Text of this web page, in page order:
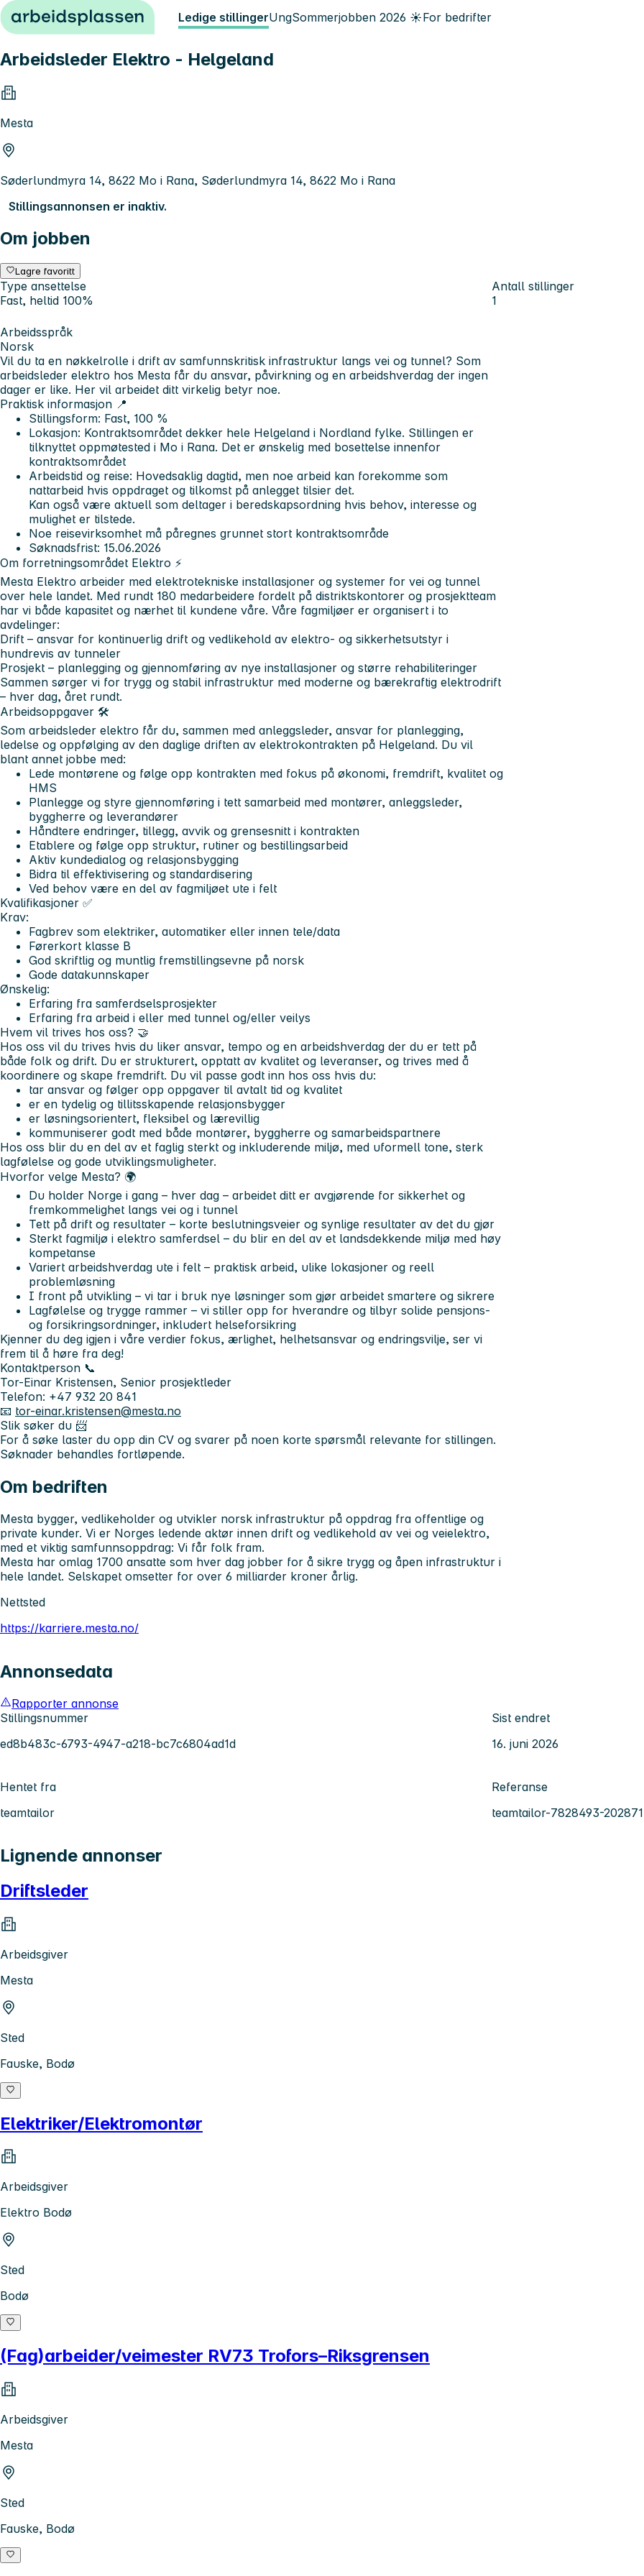
Hopp til innhold Ledige stillingerUngSommerjobben 2026 ☀️For bedrifter
Arbeidsleder Elektro - Helgeland
Mesta
Søderlundmyra 14, 8622 Mo i Rana, Søderlundmyra 14, 8622 Mo i Rana
Stillingsannonsen er inaktiv.
Om jobben
Lagre favoritt
Type ansettelse
Fast, heltid 100%
Antall stillinger
1
Arbeidsspråk
Norsk
Vil du ta en nøkkelrolle i drift av samfunnskritisk infrastruktur langs vei og tunnel? Som
arbeidsleder elektro hos Mesta får du ansvar, påvirkning og en arbeidshverdag der ingen
dager er like. Her vil arbeidet ditt virkelig betyr noe.
Praktisk informasjon 📍
Stillingsform: Fast, 100 %
Lokasjon: Kontraktsområdet dekker hele Helgeland i Nordland fylke. Stillingen er
tilknyttet oppmøtested i Mo i Rana. Det er ønskelig med bosettelse innenfor
kontraktsområdet
Arbeidstid og reise: Hovedsaklig dagtid, men noe arbeid kan forekomme som
nattarbeid hvis oppdraget og tilkomst på anlegget tilsier det.
Kan også være aktuell som deltager i beredskapsordning hvis behov, interesse og
mulighet er tilstede.
Noe reisevirksomhet må påregnes grunnet stort kontraktsområde
Søknadsfrist: 15.06.2026
Om forretningsområdet Elektro ⚡
Mesta Elektro arbeider med elektrotekniske installasjoner og systemer for vei og tunnel
over hele landet. Med rundt 180 medarbeidere fordelt på distriktskontorer og prosjektteam
har vi både kapasitet og nærhet til kundene våre. Våre fagmiljøer er organisert i to
avdelinger:
Drift – ansvar for kontinuerlig drift og vedlikehold av elektro- og sikkerhetsutstyr i
hundrevis av tunneler
Prosjekt – planlegging og gjennomføring av nye installasjoner og større rehabiliteringer
Sammen sørger vi for trygg og stabil infrastruktur med moderne og bærekraftig elektrodrift
– hver dag, året rundt.
Arbeidsoppgaver 🛠️
Som arbeidsleder elektro får du, sammen med anleggsleder, ansvar for planlegging,
ledelse og oppfølging av den daglige driften av elektrokontrakten på Helgeland. Du vil
blant annet jobbe med:
Lede montørene og følge opp kontrakten med fokus på økonomi, fremdrift, kvalitet og
HMS
Planlegge og styre gjennomføring i tett samarbeid med montører, anleggsleder,
byggherre og leverandører
Håndtere endringer, tillegg, avvik og grensesnitt i kontrakten
Etablere og følge opp struktur, rutiner og bestillingsarbeid
Aktiv kundedialog og relasjonsbygging
Bidra til effektivisering og standardisering
Ved behov være en del av fagmiljøet ute i felt
Kvalifikasjoner ✅
Krav:
Fagbrev som elektriker, automatiker eller innen tele/data
Førerkort klasse B
God skriftlig og muntlig fremstillingsevne på norsk
Gode datakunnskaper
Ønskelig:
Erfaring fra samferdselsprosjekter
Erfaring fra arbeid i eller med tunnel og/eller veilys
Hvem vil trives hos oss? 🤝
Hos oss vil du trives hvis du liker ansvar, tempo og en arbeidshverdag der du er tett på
både folk og drift. Du er strukturert, opptatt av kvalitet og leveranser, og trives med å
koordinere og skape fremdrift. Du vil passe godt inn hos oss hvis du:
tar ansvar og følger opp oppgaver til avtalt tid og kvalitet
er en tydelig og tillitsskapende relasjonsbygger
er løsningsorientert, fleksibel og lærevillig
kommuniserer godt med både montører, byggherre og samarbeidspartnere
Hos oss blir du en del av et faglig sterkt og inkluderende miljø, med uformell tone, sterk
lagfølelse og gode utviklingsmuligheter.
Hvorfor velge Mesta? 🌍
Du holder Norge i gang – hver dag – arbeidet ditt er avgjørende for sikkerhet og
fremkommelighet langs vei og i tunnel
Tett på drift og resultater – korte beslutningsveier og synlige resultater av det du gjør
Sterkt fagmiljø i elektro samferdsel – du blir en del av et landsdekkende miljø med høy
kompetanse
Variert arbeidshverdag ute i felt – praktisk arbeid, ulike lokasjoner og reell
problemløsning
I front på utvikling – vi tar i bruk nye løsninger som gjør arbeidet smartere og sikrere
Lagfølelse og trygge rammer – vi stiller opp for hverandre og tilbyr solide pensjons-
og forsikringsordninger, inkludert helseforsikring
Kjenner du deg igjen i våre verdier fokus, ærlighet, helhetsansvar og endringsvilje, ser vi
frem til å høre fra deg!
Kontaktperson 📞
Tor-Einar Kristensen, Senior prosjektleder
Telefon: +47 932 20 841
📧 tor-einar.kristensen@mesta.no
Slik søker du 📨
For å søke laster du opp din CV og svarer på noen korte spørsmål relevante for stillingen.
Søknader behandles fortløpende.
Om bedriften
Mesta bygger, vedlikeholder og utvikler norsk infrastruktur på oppdrag fra offentlige og
private kunder. Vi er Norges ledende aktør innen drift og vedlikehold av vei og veielektro,
med et viktig samfunnsoppdrag: Vi får folk fram.
Mesta har omlag 1700 ansatte som hver dag jobber for å sikre trygg og åpen infrastruktur i
hele landet. Selskapet omsetter for over 6 milliarder kroner årlig.
Nettsted
https://karriere.mesta.no/
Annonsedata
Rapporter annonse
Stillingsnummer
ed8b483c-6793-4947-a218-bc7c6804ad1d
Sist endret
16. juni 2026
Hentet fra
teamtailor
Referanse
teamtailor-7828493-
Lignende annonser
Driftsleder
Arbeidsgiver
Mesta
Sted
Fauske, Bodø
Elektriker/Elektromontør
Arbeidsgiver
Elektro Bodø
Sted
Bodø
(Fag)arbeider/veimester RV73 Trofors–Riksgrensen
Arbeidsgiver
Mesta
Sted
Fauske, Bodø